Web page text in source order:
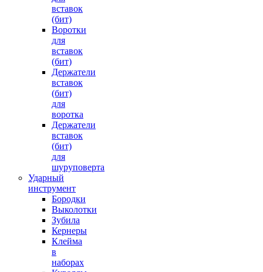
вставок
(бит)
Воротки
для
вставок
(бит)
Держатели
вставок
(бит)
для
воротка
Держатели
вставок
(бит)
для
шуруповерта
Ударный
инструмент
Бородки
Выколотки
Зубила
Кернеры
Клейма
в
наборах